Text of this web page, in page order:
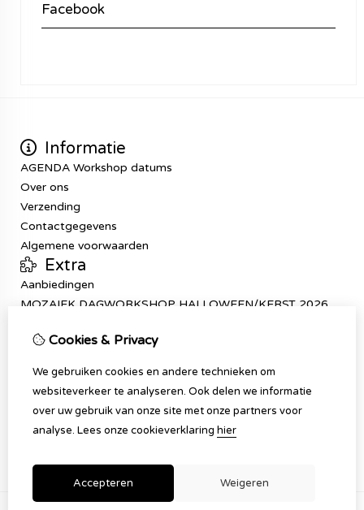
Facebook
Informatie
AGENDA Workshop datums
Over ons
Verzending
Contactgegevens
Algemene voorwaarden
Extra
Aanbiedingen
MOZAIEK DAGWORKSHOP HALLOWEEN/KERST 2026
Inloggen
Verlanglijst
Klantenservice
Sitemap
Cookies & Privacy
We gebruiken cookies en andere technieken om
websiteverkeer te analyseren. Ook delen we informatie
over uw gebruik van onze site met onze partners voor
analyse. Lees onze cookieverklaring hier
Accepteren Weigeren